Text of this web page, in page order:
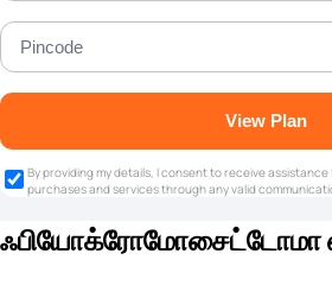
View Plan
By providing my details, I consent to receive
purchases and services through any valid
ஃபியோக்ரோமோசைட்டோமா